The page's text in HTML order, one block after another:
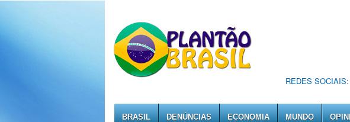
REDES SOCIAIS:
BRASIL DENÚNCIAS ECONOMIA MUNDO